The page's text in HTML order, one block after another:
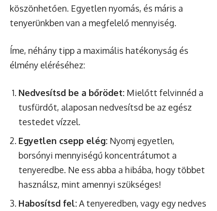
köszönhetően. Egyetlen nyomás, és máris a
tenyerünkben van a megfelelő mennyiség.
Íme, néhány tipp a maximális hatékonyság és
élmény eléréséhez:
Nedvesítsd be a bőrödet: Mielőtt felvinnéd a
tusfürdőt, alaposan nedvesítsd be az egész
testedet vízzel.
Egyetlen csepp elég: Nyomj egyetlen,
borsónyi mennyiségű koncentrátumot a
tenyeredbe. Ne ess abba a hibába, hogy többet
használsz, mint amennyi szükséges!
Habosítsd fel:A tenyeredben, vagy egy nedves